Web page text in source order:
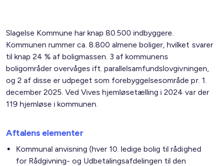
Slagelse Kommune har knap 80.500 indbyggere.
Kommunen rummer ca. 8.800 almene boliger, hvilket svarer
til knap 24 % af boligmassen. 3 af kommunens
boligområder overvåges ift. parallelsamfundslovgivningen,
og 2 af disse er udpeget som forebyggelsesområde pr. 1.
december 2025. Ved Vives hjemløsetælling i 2024 var der
119 hjemløse i kommunen.
Aftalens elementer
Kommunal anvisning (hver 10. ledige bolig til rådighed
for Rådgivning- og Udbetalingsafdelingen til den